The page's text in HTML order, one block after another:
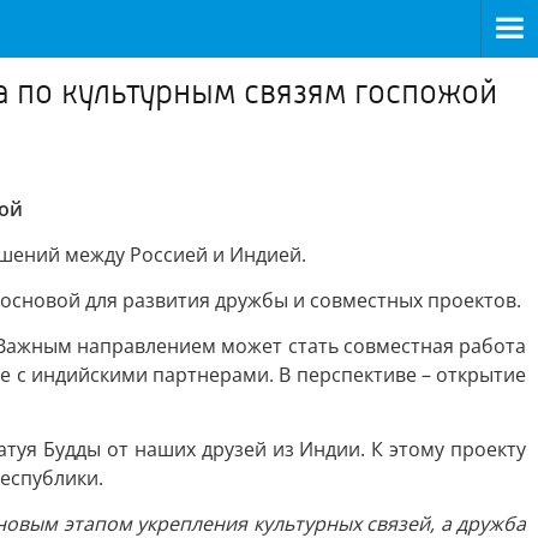
по культурным связям госпожой
между Россией и Индией.
для развития дружбы и совместных проектов.
направлением может стать совместная работа
индийскими партнерами. В перспективе – открытие
Будды от наших друзей из Индии. К этому проекту
этапом укрепления культурных связей, а дружба